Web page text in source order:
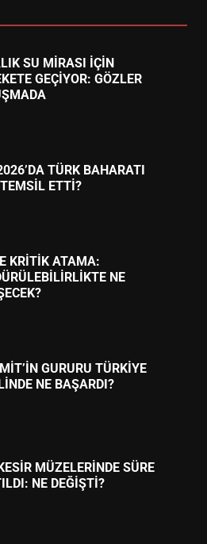
TÜRK BAHARATI
ETTİ?
KRİTİK ATAMA:
NE
GURURU TÜRKİYE
NE BAŞARDI?
MÜZELERİNDE SÜRE
NE DEĞİŞTİ?
SATRANÇ
KAYITLARI NEYİ